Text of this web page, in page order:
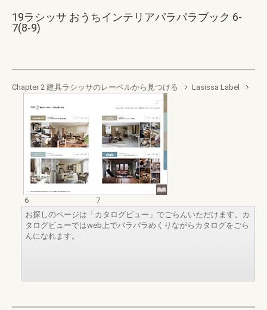
19ラシッサ おうちインテリアパラパラブック 6-
7(8-9)
Chapter 2 建具ラシッサのレーベルから見つける Lasissa Label
6
7
お探しのページは「カタログビュー」でごらんいただけます。カ
タログビューではweb上でパラパラめくりながらカタログをごら
んになれます。